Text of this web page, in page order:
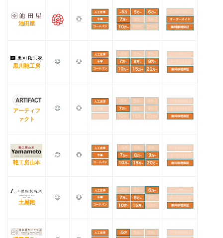
池田屋
◎
黒川鞄工房
◎ ◎
アーティフ
ァクト
◎ ◎
鞄工房山本
◎ ◎
土屋鞄
◎ ◎